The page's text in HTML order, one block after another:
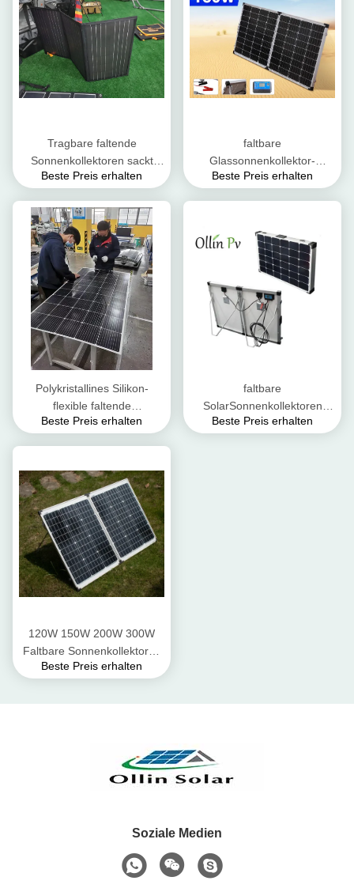
Tragbare faltende
Sonnenkollektoren sackt
Ausrüstungs-polykristallines
ein
Beste Preis erhalten
faltbare
Glassonnenkollektor-
kampierende Ausrüstungen
Beste Preis erhalten
Polykristallines Silikon-
flexible faltende
Sonnenkollektor-Ausrüstung
Beste Preis erhalten
faltbare
SolarSonnenkollektoren
120W 200W im Freien,
Beste Preis erhalten
120W 150W 200W 300W
Faltbare Sonnenkollektoren
Camping Kits
Beste Preis erhalten
Soziale Medien